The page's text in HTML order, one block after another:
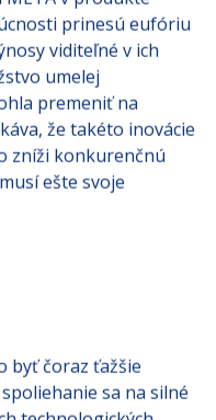
(AI)
v produkte
prinesú eufóriu
viditeľné v ich
umelej
premeniť na
že takéto inovácie
konkurenčnú